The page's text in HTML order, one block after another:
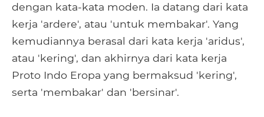
dengan kata-kata moden. Ia datang dari kata
kerja 'ardere', atau 'untuk membakar'. Yang
kemudiannya berasal dari kata kerja 'aridus',
atau 'kering', dan akhirnya dari kata kerja
Proto Indo Eropa yang bermaksud 'kering',
serta 'membakar' dan 'bersinar'.